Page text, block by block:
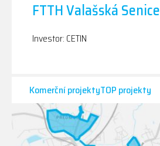
FTTH Valašská Senice
Investor: CETIN
Komerční projektyTOP projekty